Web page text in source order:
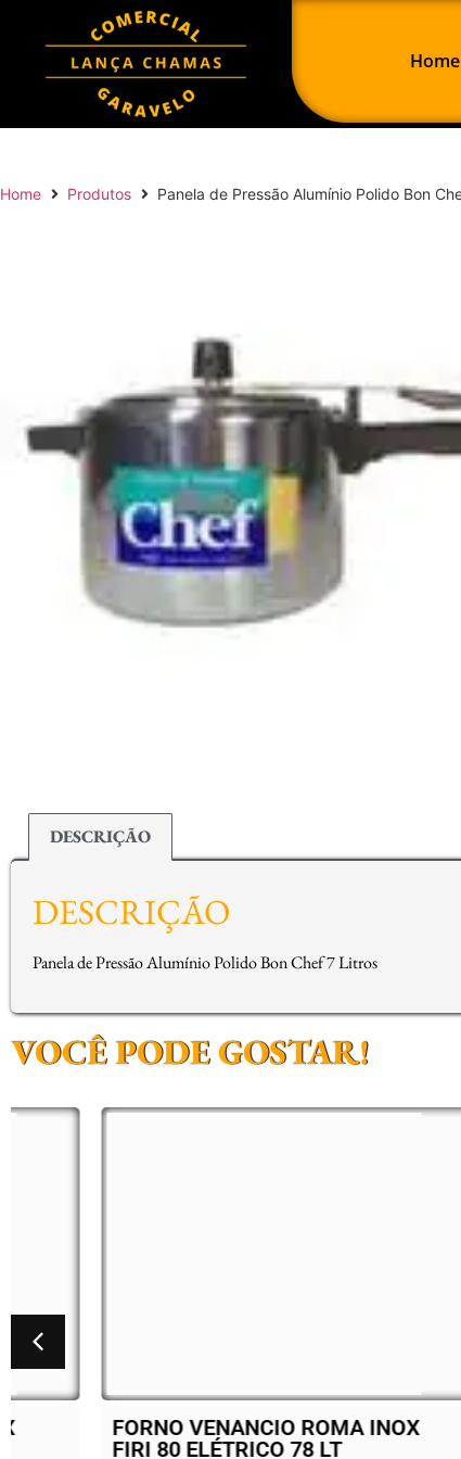
Home
Home Produtos Panela de Pressão Alumínio Polido Bon
DESCRIÇÃO
DESCRIÇÃO
Panela de Pressão Alumínio Polido Bon Chef 7 Litros
VOCÊ PODE GOSTAR!
FORNO VENANCIO ROMA INOX
FIRI 80 ELÉTRICO 78 LT